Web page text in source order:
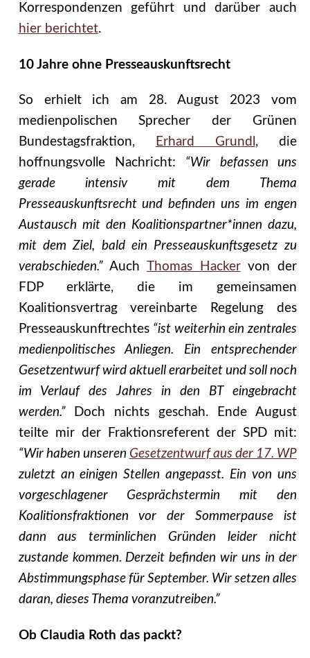
Korrespondenzen geführt und darüber auch
hier berichtet.
10 Jahre ohne Presseauskunftsrecht
So erhielt ich am 28. August 2023 vom
medienpolischen Sprecher der Grünen
Bundestagsfraktion,
Erhard Grundl , die
hoffnungsvolle Nachricht: “Wir befassen uns
gerade intensiv mit dem Thema
Presseauskunftsrecht und befinden uns im engen
Austausch mit den Koalitionspartner*innen dazu,
mit dem Ziel, bald ein Presseauskunftsgesetz zu
verabschieden.”Auch Thomas Hackervon der
FDP erklärte, die im gemeinsamen
Koalitionsvertrag vereinbarte Regelung des
Presseauskunftrechtes “ist weiterhin ein zentrales
medienpolitisches Anliegen. Ein entsprechender
Gesetzentwurf wird aktuell erarbeitet und soll noch
im Verlauf des Jahres in den BT eingebracht
werden.”Doch nichts geschah. Ende August
teilte mir der Fraktionsreferent der SPD mit:
“Wir haben unseren Gesetzentwurf aus der 17. WP
zuletzt an einigen Stellen angepasst. Ein von uns
vorgeschlagener Gesprächstermin mit den
Koalitionsfraktionen vor der Sommerpause ist
dann aus terminlichen Gründen leider nicht
zustande kommen. Derzeit befinden wir uns in der
Abstimmungsphase für September. Wir setzen alles
daran, dieses Thema voranzutreiben.”
Ob Claudia Roth das packt?